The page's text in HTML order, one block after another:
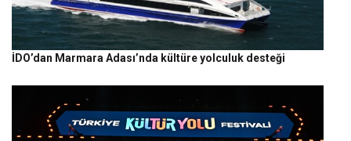
İDO’dan Marmara Adası’nda kültüre yolculuk desteği